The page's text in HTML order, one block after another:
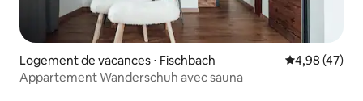
Logement de vacances ⋅ Fischbach Évaluation
4,98 (47)
Appartement Wanderschuh avec sauna